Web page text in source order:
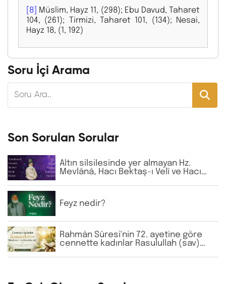
[8] Müslim, Hayz 11, (298); Ebu Davud, Taharet
104, (261); Tirmizi, Taharet 101, (134); Nesai,
Hayz 18, (1, 192)
Soru İçi Arama
Son Sorulan Sorular
Altın silsilesinde yer almayan Hz.
Mevlânâ, Hacı Bektaş-ı Velî ve Hacı
ve Fâtiha okunmaktadır?
Feyz nedir?
Rahmân Sûresi'nin 72. ayetine göre
cennette kadınlar Rasulullah (sav)